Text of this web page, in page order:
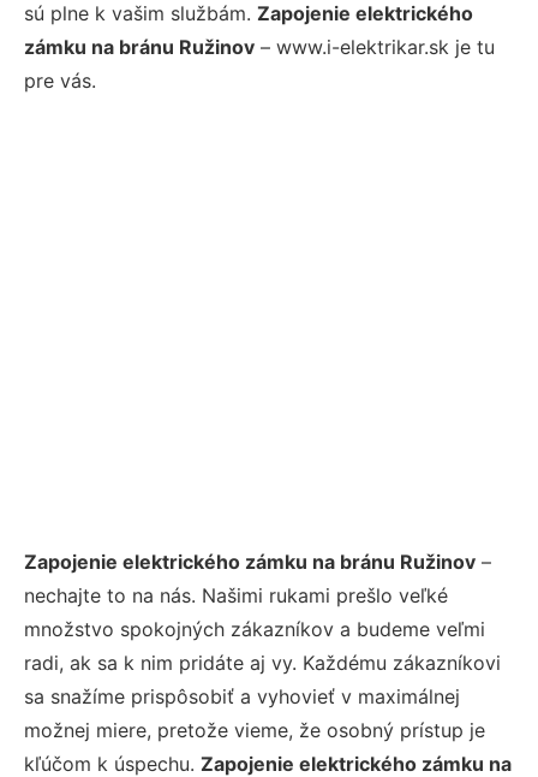
sú plne k vašim službám. Zapojenie elektrického
zámku na bránu Ružinov – www.i-elektrikar.sk je tu
pre vás.
Zapojenie elektrického zámku na bránu Ružinov –
nechajte to na nás. Našimi rukami prešlo veľké
množstvo spokojných zákazníkov a budeme veľmi
radi, ak sa k nim pridáte aj vy. Každému zákazníkovi
sa snažíme prispôsobiť a vyhovieť v maximálnej
možnej miere, pretože vieme, že osobný prístup je
kľúčom k úspechu. Zapojenie elektrického zámku na